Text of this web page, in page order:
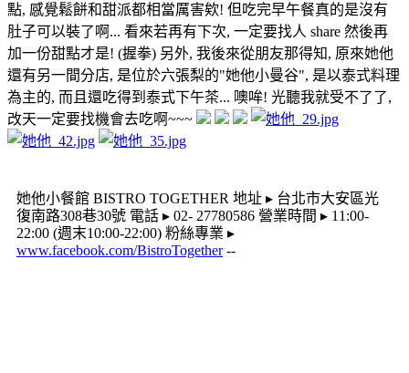
點, 感覺鬆餅和甜派都相當厲害欸! 但吃完早午餐真的是沒有
肚子可以裝了啊... 看來若再有下次, 一定要找人 share 然後再
加一份甜點才是! (握拳) 另外, 我後來從朋友那得知, 原來她他
還有另一間分店, 是位於六張梨的"她他小曼谷", 是以泰式料理
為主的, 而且還吃得到泰式下午茶... 噢哞! 光聽我就受不了了,
改天一定要找機會去吃啊~~~
她他小餐館 BISTRO TOGETHER 地址 ▸ 台北市大安區光
復南路308巷30號 電話 ▸ 02- 27780586 營業時間 ▸ 11:00-
22:00 (週末10:00-22:00) 粉絲專業 ▸
www.facebook.com/BistroTogether--